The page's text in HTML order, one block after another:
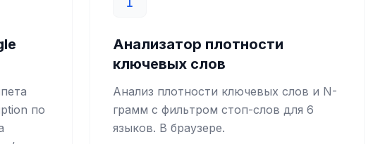
по
Анализатор плотности
ключевых слов
Анализ плотности ключевых слов и N-
грамм с фильтром стоп-слов для 6
языков. В браузере.